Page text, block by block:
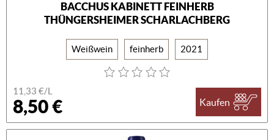
BACCHUS KABINETT FEINHERB
THÜNGERSHEIMER SCHARLACHBERG
Weißwein feinherb 2021
11,33 €/L
8,50 € Kaufen